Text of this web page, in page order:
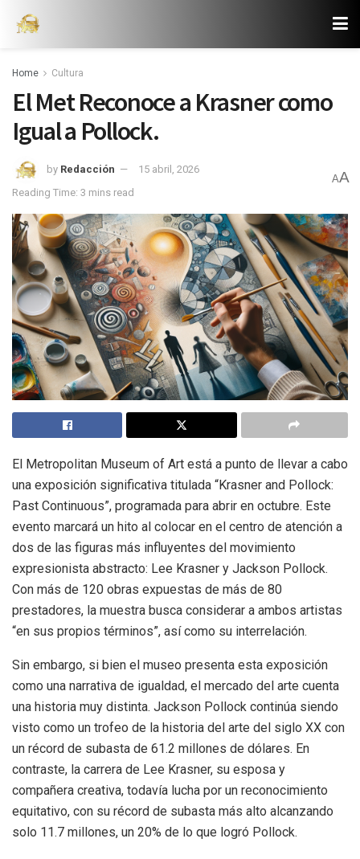
Home Cultura
El Met Reconoce a Krasner como
Igual a Pollock.
by Redacción
15 abril, 2026
Reading Time: 3 mins read
AA
El Metropolitan Museum of Art está a punto de llevar a cabo
una exposición significativa titulada “Krasner and Pollock:
Past Continuous”, programada para abrir en octubre. Este
evento marcará un hito al colocar en el centro de atención a
dos de las figuras más influyentes del movimiento
expresionista abstracto: Lee Krasner y Jackson Pollock.
Con más de 120 obras expuestas de más de 80
prestadores, la muestra busca considerar a ambos artistas
“en sus propios términos”, así como su interrelación.
Sin embargo, si bien el museo presenta esta exposición
como una narrativa de igualdad, el mercado del arte cuenta
una historia muy distinta. Jackson Pollock continúa siendo
visto como un trofeo de la historia del arte del siglo XX con
un récord de subasta de 61.2 millones de dólares. En
contraste, la carrera de Lee Krasner, su esposa y
compañera creativa, todavía lucha por un reconocimiento
equitativo, con su récord de subasta más alto alcanzando
solo 11.7 millones, un 20% de lo que logró Pollock.